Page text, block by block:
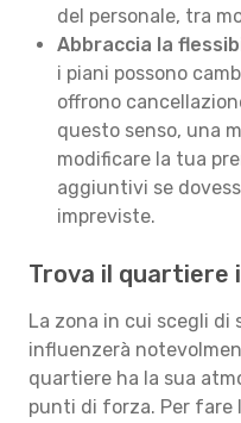
del personale, tra
Abbraccia la
i piani possono
offrono
questo senso, una
modificare la tua
aggiuntivi se
impreviste.
Trova il quartiere
La zona in cui scegli di
influenzerà
quartiere ha la sua
punti di forza. Per fare